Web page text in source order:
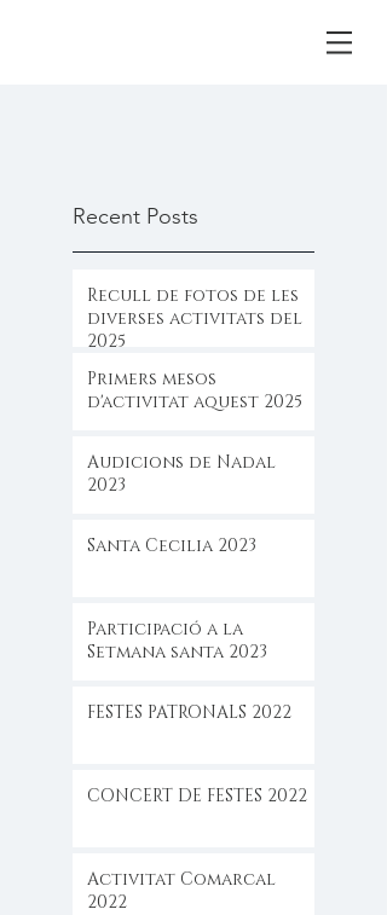
Recent Posts
Recull de fotos de les
diverses activitats del
2025
Primers mesos
d'activitat aquest 2025
Audicions de Nadal
2023
Santa Cecilia 2023
Participació a la
Setmana santa 2023
FESTES PATRONALS 2022
CONCERT DE FESTES 2022
Activitat Comarcal
2022